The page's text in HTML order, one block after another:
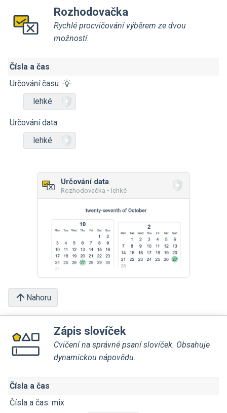
Rozhodovačka
Rychlé procvičování výběrem ze dvou
možností.
Čísla a čas
Určování času
lehké
Určování data
lehké
Určování data
Rozhodovačka • lehké
Nahoru
Zápis slovíček
Cvičení na správné psaní slovíček. Obsahuje
dynamickou nápovědu.
Čísla a čas
Čísla a čas: mix